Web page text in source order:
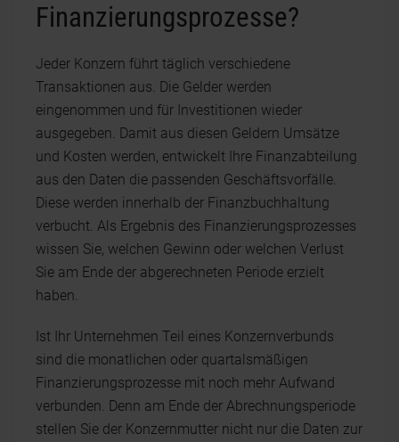
Finanzierungsprozesse?
Jeder Konzern führt täglich verschiedene
Transaktionen aus. Die Gelder werden
eingenommen und für Investitionen wieder
ausgegeben. Damit aus diesen Geldern Umsätze
und Kosten werden, entwickelt Ihre Finanzabteilung
aus den Daten die passenden Geschäftsvorfälle.
Diese werden innerhalb der Finanzbuchhaltung
verbucht. Als Ergebnis des Finanzierungsprozesses
wissen Sie, welchen Gewinn oder welchen Verlust
Sie am Ende der abgerechneten Periode erzielt
haben.
Ist Ihr Unternehmen Teil eines Konzernverbunds
sind die monatlichen oder quartalsmäßigen
Finanzierungsprozesse mit noch mehr Aufwand
verbunden. Denn am Ende der Abrechnungsperiode
stellen Sie der Konzernmutter nicht nur die Daten zur